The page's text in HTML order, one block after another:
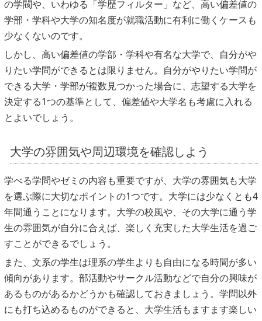
の学閥や、いわゆる「学歴フィルター」など、高い偏差値の
学部・学科や大学の知名度が就職活動に有利に働くケースも
少なくないのです。
しかし、高い偏差値の学部・学科や有名な大学で、自分がや
りたい学問ができるとは限りません。自分がやりたい学問が
できる大学・学部が複数見つかった場合に、志望する大学を
決定する1つの基準として、偏差値や大学名も考慮に入れる
とよいでしょう。
大学の雰囲気や周辺環境を確認しよう
学べる学問やゼミの内容も重要ですが、大学の雰囲気も大学
を選ぶ際に大切なポイントの1つです。大学には少なくとも4
年間通うことになります。大学の校風や、その大学に通う学
生の雰囲気が自分に合えば、楽しく充実した大学生活を過ご
すことができるでしょう。
また、文系の学生は理系の学生よりも自由になる時間が多い
傾向があります。部活動やサークル活動などで自分の興味が
あるものがあるかどうかも確認しておきましょう。学問以外
にも打ち込めるものができると、大学生活もますます楽しい